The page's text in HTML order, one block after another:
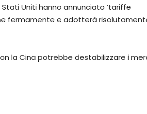
Uniti hanno annunciato ‘tariffe
fermamente e adotterà
la Cina potrebbe destabilizzare i